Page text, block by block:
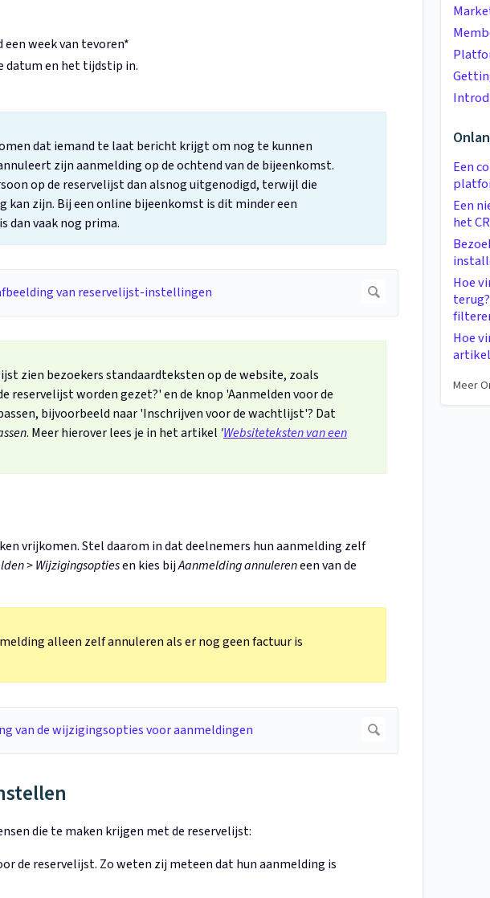
week van tevoren*
datum en het tijdstip in.
dat iemand te laat bericht krijgt om nog te kunnen
zijn aanmelding op de ochtend van de bijeenkomst.
op de reservelijst dan alsnog uitgenodigd, terwijl die
kan zijn. Bij een online bijeenkomst is dit minder een
dan vaak nog prima.
zien bezoekers standaardteksten op de website, zoals
reservelijst worden gezet?' en de knop 'Aanmelden voor de
bijvoorbeeld naar 'Inschrijven voor de wachtlijst'? Dat
. Meer hierover lees je in het artikel 'Websiteteksten van een
vrijkomen. Stel daarom in dat deelnemers hun aanmelding zelf
> Wijzigingsoptiesen kies bijAanmelding annulereneen van de
alleen zelf annuleren als er nog geen factuur is
die te maken krijgen met de reservelijst:
de reservelijst. Zo weten zij meteen dat hun aanmelding is
Een
Een
het
Hoe
Hoe
Meer